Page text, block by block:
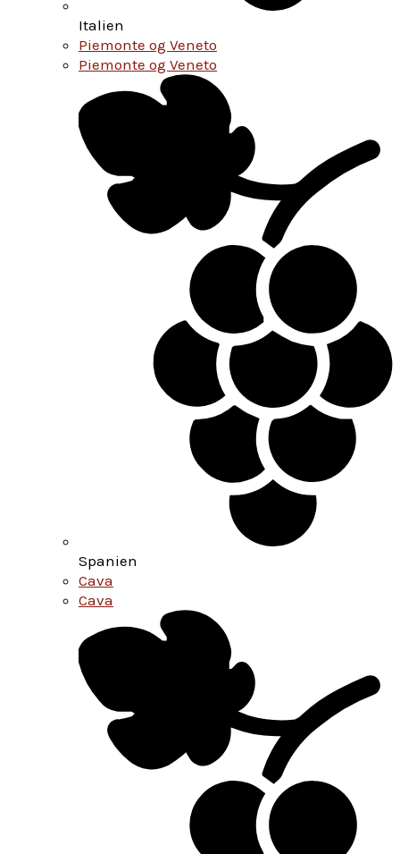
Italien
Piemonte og Veneto
Piemonte og Veneto
Spanien
Cava
Cava